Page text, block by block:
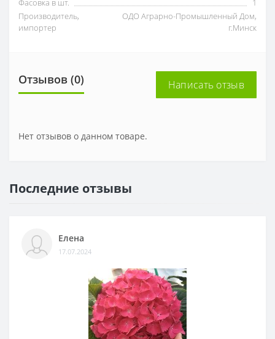
Фасовка в шт.
1
Производитель,
импортер
ОДО Аграрно-Промышленный Дом,
г.Минск
Отзывов (0) Написать отзыв
Нет отзывов о данном товаре.
Последние отзывы
Елена
17.07.2024